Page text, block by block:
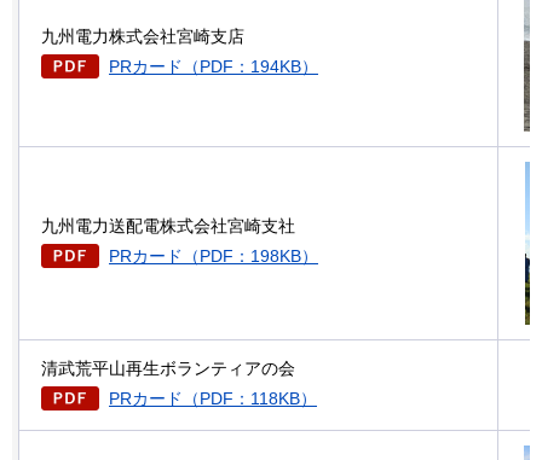
九州電力株式会社宮崎支店
PRカード（PDF：194KB）
九州電力送配電株式会社宮崎支社
PRカード（PDF：198KB）
清武荒平山再生ボランティアの会
PRカード（PDF：118KB）